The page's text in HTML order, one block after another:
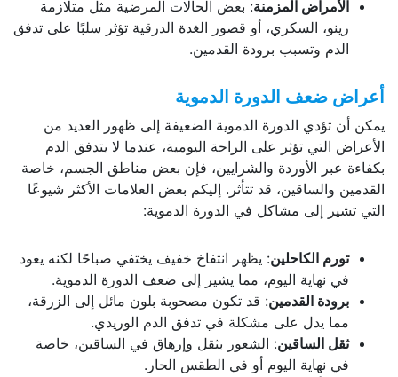
الأمراض المزمنة: بعض الحالات المرضية مثل متلازمة
رينو، السكري، أو قصور الغدة الدرقية تؤثر سلبًا على تدفق
الدم وتسبب برودة القدمين.
أعراض ضعف الدورة الدموية
يمكن أن تؤدي الدورة الدموية الضعيفة إلى ظهور العديد من
الأعراض التي تؤثر على الراحة اليومية، عندما لا يتدفق الدم
بكفاءة عبر الأوردة والشرايين، فإن بعض مناطق الجسم، خاصة
القدمين والساقين، قد تتأثر. إليكم بعض العلامات الأكثر شيوعًا
التي تشير إلى مشاكل في الدورة الدموية:
تورم الكاحلين: يظهر انتفاخ خفيف يختفي صباحًا لكنه يعود
في نهاية اليوم، مما يشير إلى ضعف الدورة الدموية.
برودة القدمين: قد تكون مصحوبة بلون مائل إلى الزرقة،
مما يدل على مشكلة في تدفق الدم الوريدي.
ثقل الساقين: الشعور بثقل وإرهاق في الساقين، خاصة
في نهاية اليوم أو في الطقس الحار.